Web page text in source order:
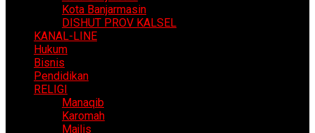
Kota Banjarmasin
DISHUT PROV KALSEL
KANAL-LINE
Hukum
Bisnis
Pendidikan
RELIGI
Manaqib
Karomah
Majlis